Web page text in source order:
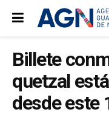
Billete
quetzal
desde este